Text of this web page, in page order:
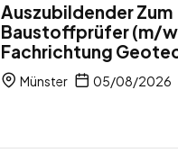
Auszubildender Zum
Baustoffprüfer (m/
Fachrichtung
Münster 05/08/2026